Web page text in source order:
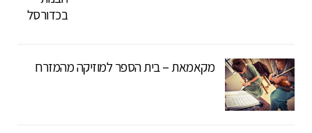
בכדורסל
מקאמאת – בית הספר למוזיקה מהמזרח